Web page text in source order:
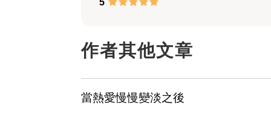
5
作者其他文章
當熱愛慢慢變淡之後